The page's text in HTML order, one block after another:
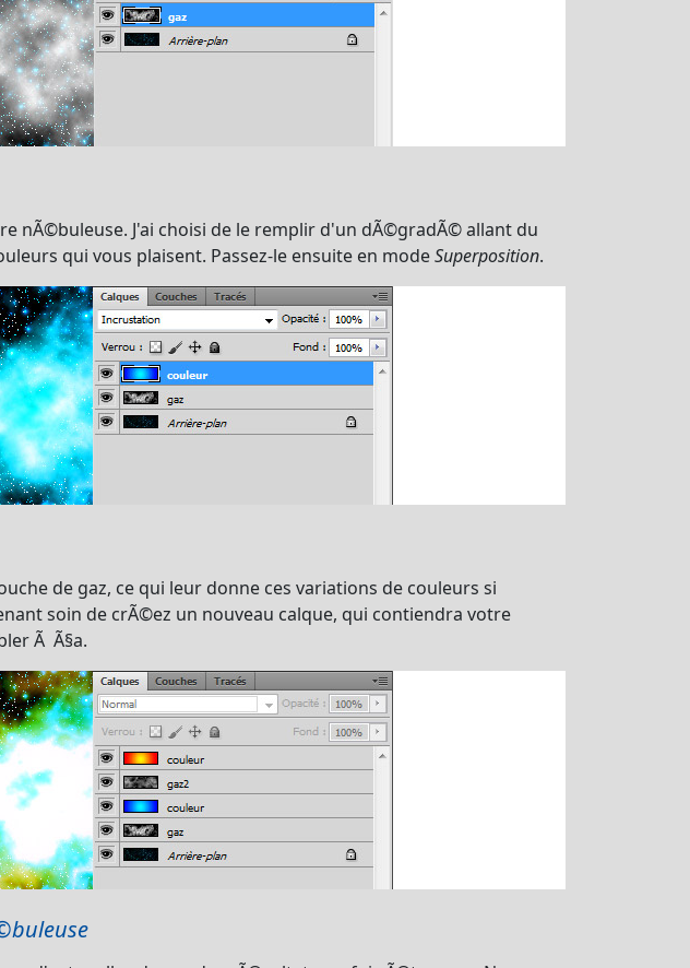
nÃ©buleuse. J'ai choisi de le remplir d'un dÃ©gradÃ© allant du
qui vous plaisent. Passez-le ensuite en modeSuperposition.
de gaz, ce qui leur donne ces variations de couleurs si
soin de crÃ©ez un nouveau calque, qui contiendra votre
Ã Ã§a.